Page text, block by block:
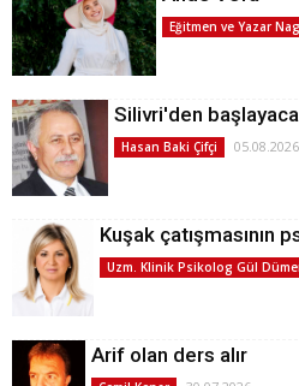
Eğitmen ve Yazar
Silivri'den
Hasan Baki Çifçi 05.08.2026
Kuşak çatışmasının
Uzm. Klinik Psikolog Gül
Arif olan ders alır